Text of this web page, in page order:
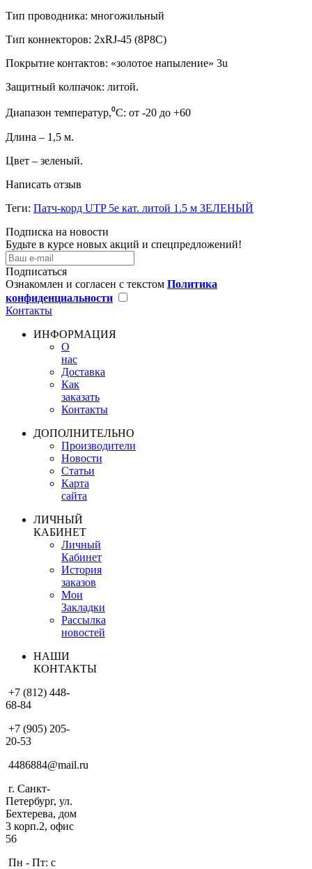
Тип проводника: многожильный
Тип коннекторов: 2xRJ-45 (8P8C)
Покрытие контактов: «золотое напыление» 3u
Защитный колпачок: литой.
Диапазон температур,⁰C: от -20 до +60
Длина – 1,5 м.
Цвет – зеленый.
Написать отзыв
Теги: Патч-корд UTP 5e кат. литой 1.5 м ЗЕЛЕНЫЙ
Подписка на новости
Будьте в курсе новых акций и спецпредложений!
Подписаться
Ознакомлен и согласен с текстом Политика
конфиденциальности
Контакты
ИНФОРМАЦИЯ
О
нас
Доставка
Как
заказать
Контакты
ДОПОЛНИТЕЛЬНО
Производители
Новости
Статьи
Карта
сайта
ЛИЧНЫЙ
КАБИНЕТ
Личный
Кабинет
История
заказов
Мои
Закладки
Рассылка
новостей
НАШИ
КОНТАКТЫ
+7 (812) 448-
68-84
+7 (905) 205-
20-53
4486884@mail.ru
г. Санкт-
Петербург, ул.
Бехтерева, дом
3 корп.2, офис
56
Пн - Пт: с